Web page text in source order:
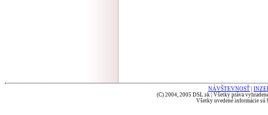
NÁVŠTEVNOSŤ
(C) 2004, 2005 DSL.sk | Všetky práva
Všetky uvedené informácie sú